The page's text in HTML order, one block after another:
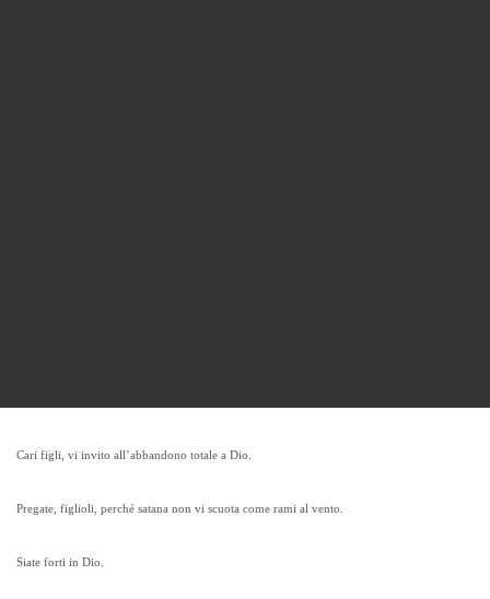
Cari figli, vi invito all’abbandono totale a Dio.
Pregate, figlioli, perché satana non vi scuota come rami al vento.
Siate forti in Dio.